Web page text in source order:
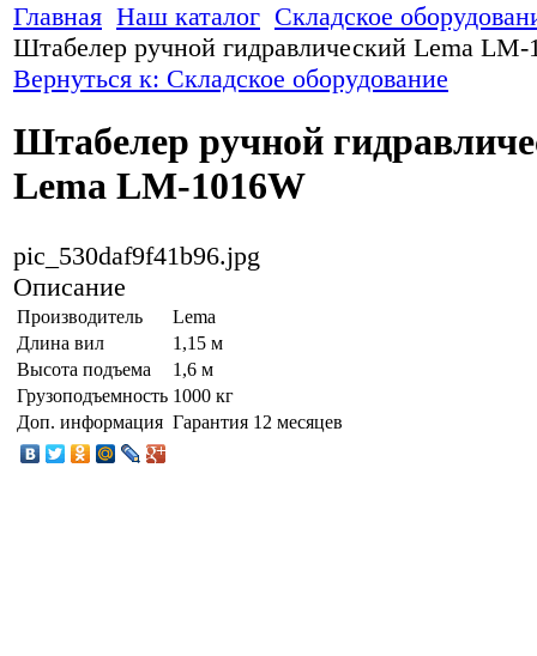
Главная Наш каталог Складское
Штабелер ручной гидравлический Lema LM-
Вернуться к: Складское оборудование
Штабелер ручной
Lema LM-1016W
pic_530daf9f41b96.jpg
Описание
Производитель
Lema
Длина вил
1,15 м
Высота подъема
1,6 м
Грузоподъемность 1000 кг
Доп. информация Гарантия 12 месяцев